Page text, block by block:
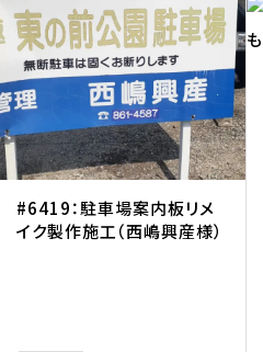
#6419：駐車場案内板リメ
イク製作施工（西嶋興産様）